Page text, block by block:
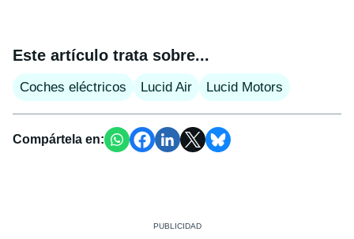
Este artículo trata sobre...
Coches eléctricos Lucid Air Lucid Motors
Compártela en: